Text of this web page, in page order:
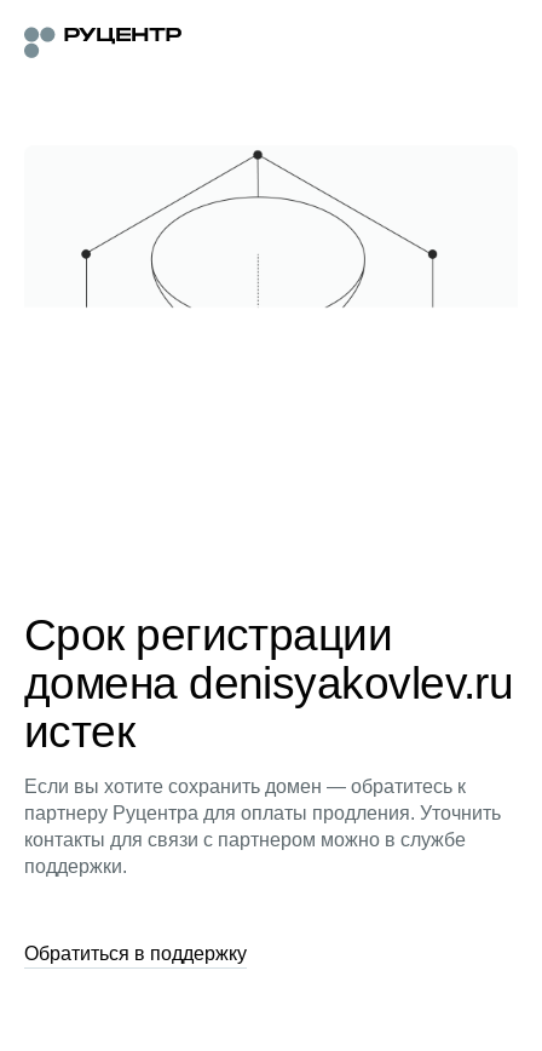
Срок регистрации
домена denisyakovlev.ru
истек
Если вы хотите сохранить домен — обратитесь к
партнеру Руцентра для оплаты продления. Уточнить
контакты для связи с партнером можно в службе
поддержки.
Обратиться в поддержку